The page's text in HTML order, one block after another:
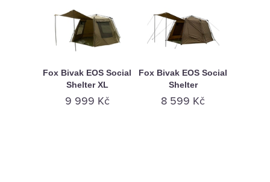
Fox Bivak EOS Social
Shelter XL
9 999 Kč
Fox Bivak EOS Social
Shelter
8 599 Kč